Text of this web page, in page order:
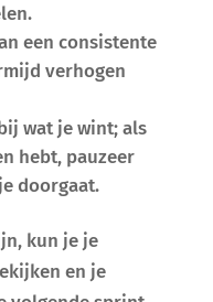
een consistente
verhogen
wat je wint; als
hebt, pauzeer
doorgaat.
kun je je
en je